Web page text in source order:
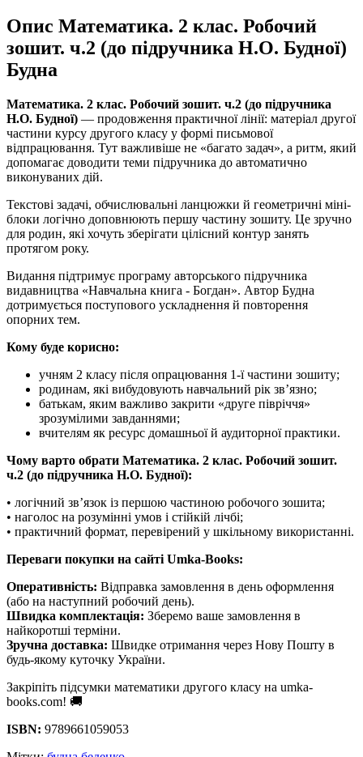
Опис Математика. 2 клас. Робочий
зошит. ч.2 (до підручника Н.О. Будної)
Будна
Математика. 2 клас. Робочий зошит. ч.2 (до підручника
Н.О. Будної) — продовження практичної лінії: матеріал другої
частини курсу другого класу у формі письмової
відпрацювання. Тут важливіше не «багато задач», а ритм, який
допомагає доводити теми підручника до автоматично
виконуваних дій.
Текстові задачі, обчислювальні ланцюжки й геометричні міні-
блоки логічно доповнюють першу частину зошиту. Це зручно
для родин, які хочуть зберігати цілісний контур занять
протягом року.
Видання підтримує програму авторського підручника
видавництва «Навчальна книга - Богдан». Автор Будна
дотримується поступового ускладнення й повторення
опорних тем.
Кому буде корисно:
учням 2 класу після опрацювання 1-ї частини зошиту;
родинам, які вибудовують навчальний рік зв’язно;
батькам, яким важливо закрити «друге півріччя»
зрозумілими завданнями;
вчителям як ресурс домашньої й аудиторної практики.
Чому варто обрати Математика. 2 клас. Робочий зошит.
ч.2 (до підручника Н.О. Будної):
• логічний зв’язок із першою частиною робочого зошита;
• наголос на розумінні умов і стійкій лічбі;
• практичний формат, перевірений у шкільному використанні.
Переваги покупки на сайті Umka-Books:
Оперативність: Відправка замовлення в день оформлення
(або на наступний робочий день).
Швидка комплектація: Зберемо ваше замовлення в
найкоротші терміни.
Зручна доставка: Швидке отримання через Нову Пошту в
будь-якому куточку України.
Закріпіть підсумки математики другого класу на umka-
books.com! 🚚
ISBN: 9789661059053